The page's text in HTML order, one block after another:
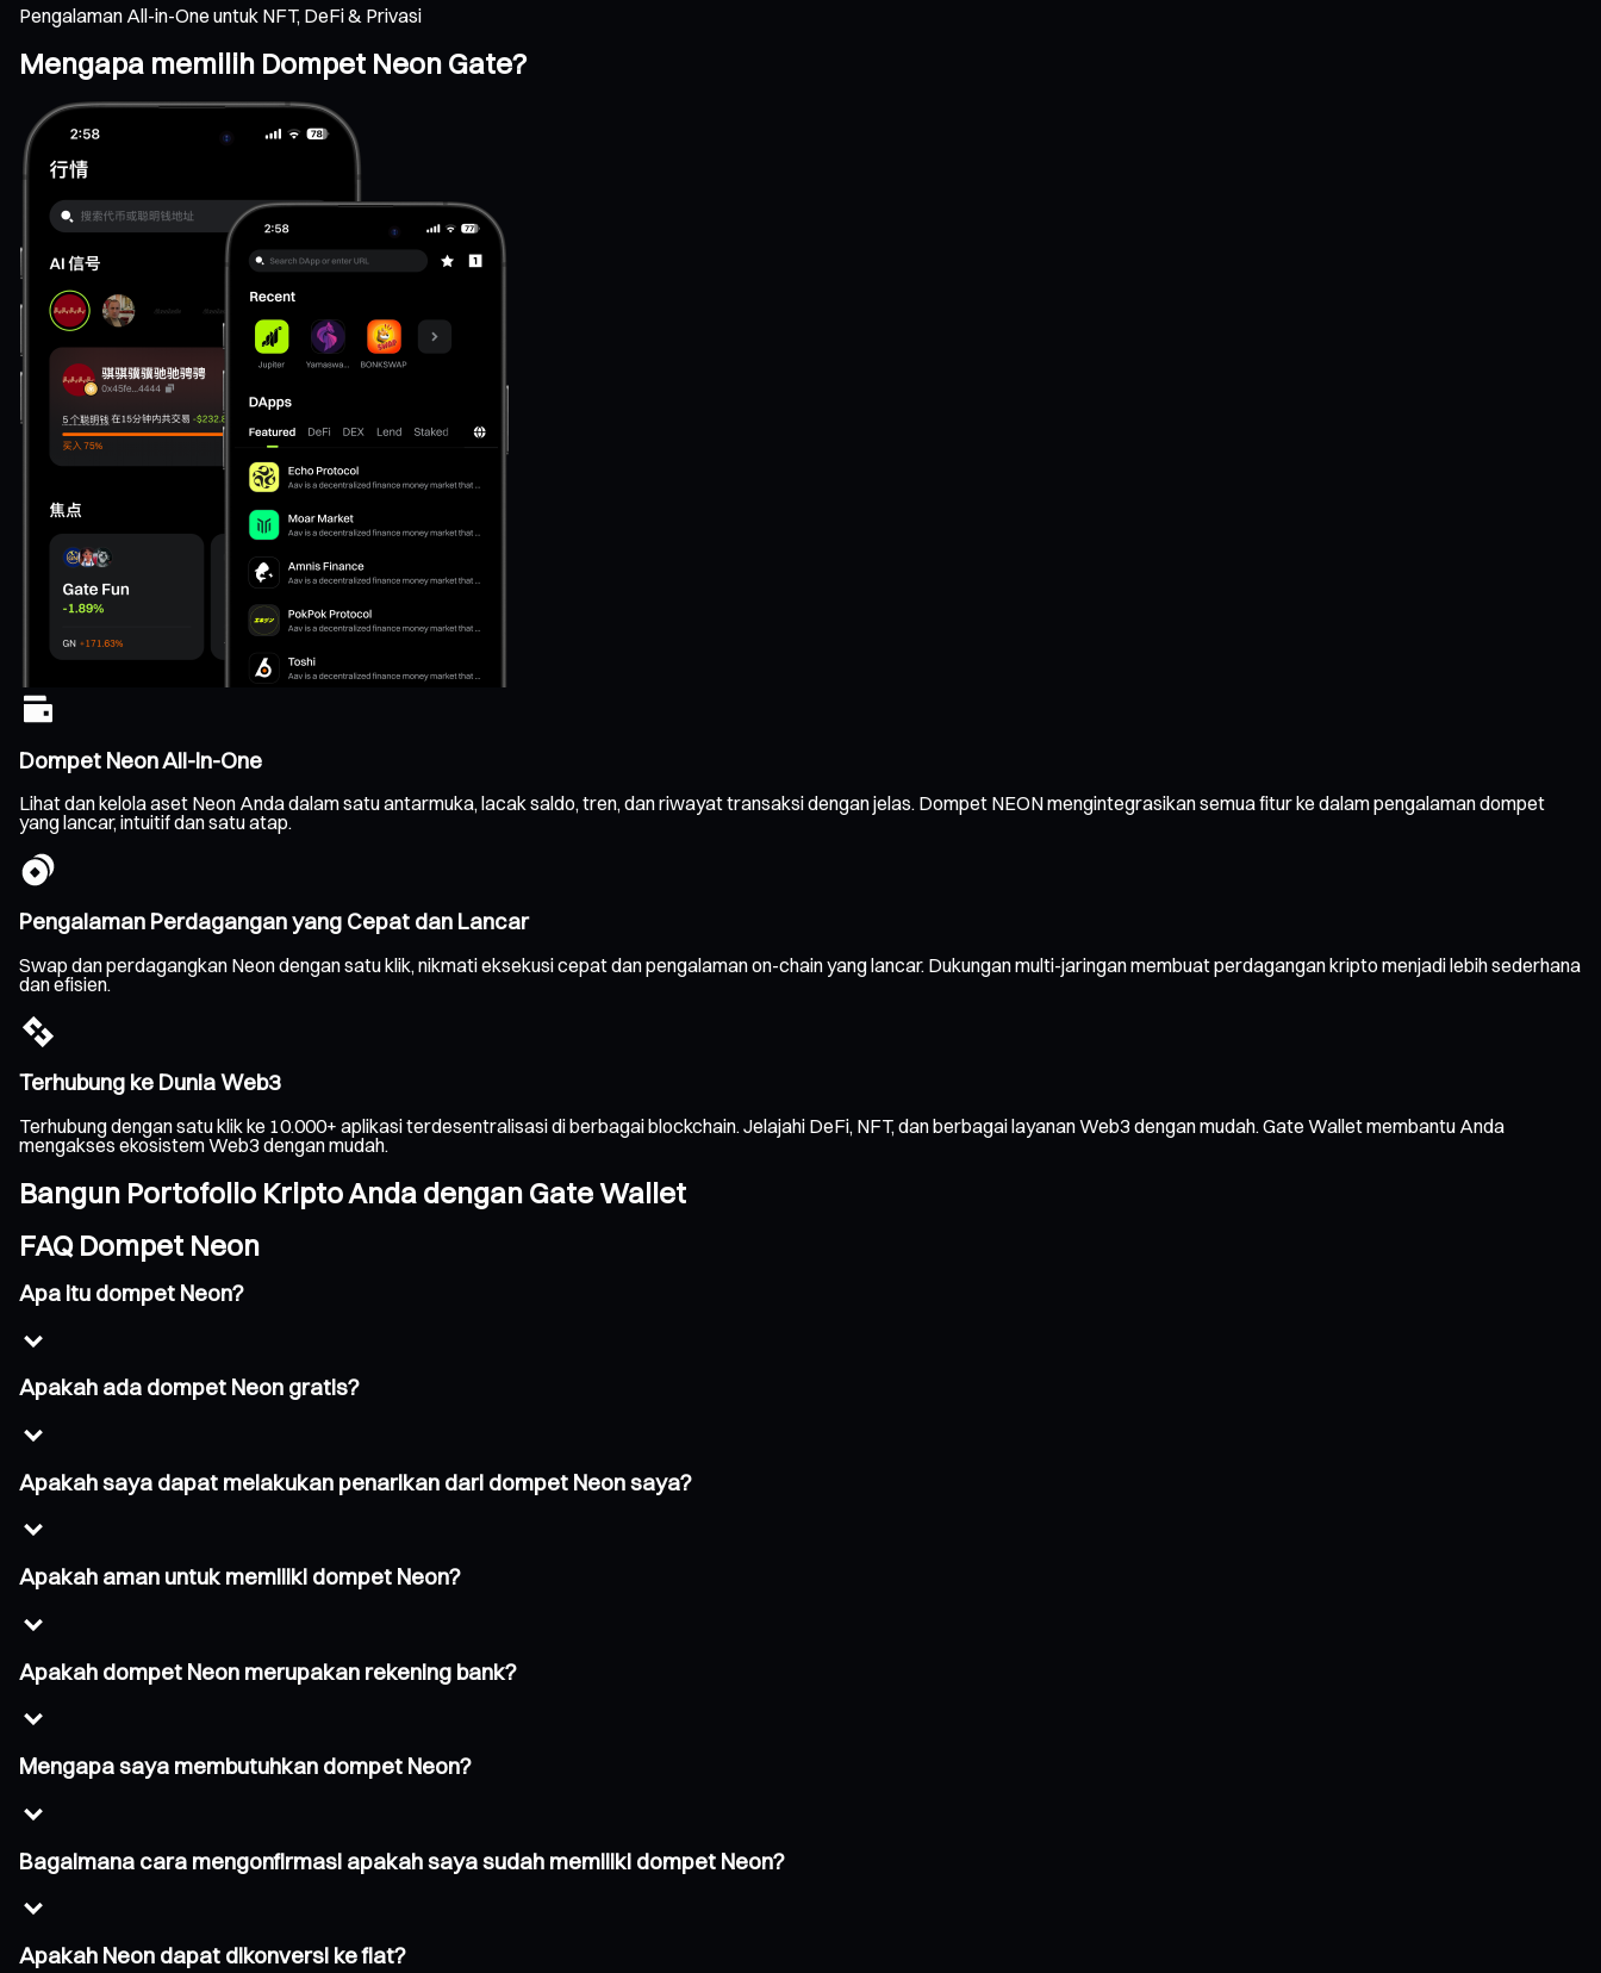
Pengalaman All-in-One untuk NFT, DeFi & Privasi
Mengapa memilih Dompet Neon Gate?
Dompet Neon All-In-One
Lihat dan kelola aset Neon Anda dalam satu antarmuka, lacak saldo, tren, dan riwayat transaksi dengan jelas. Dompet NEON mengintegrasikan semua fitur ke dalam pengalaman dompet
yang lancar, intuitif dan satu atap.
Pengalaman Perdagangan yang Cepat dan Lancar
Swap dan perdagangkan Neon dengan satu klik, nikmati eksekusi cepat dan pengalaman on-chain yang lancar. Dukungan multi-jaringan membuat perdagangan kripto menjadi lebih sederhana
dan efisien.
Terhubung ke Dunia Web3
Terhubung dengan satu klik ke 10.000+ aplikasi terdesentralisasi di berbagai blockchain. Jelajahi DeFi, NFT, dan berbagai layanan Web3 dengan mudah. Gate Wallet membantu Anda
mengakses ekosistem Web3 dengan mudah.
Bangun Portofolio Kripto Anda dengan Gate Wallet
FAQ Dompet Neon
Apa itu dompet Neon?
Apakah ada dompet Neon gratis?
Apakah saya dapat melakukan penarikan dari dompet Neon saya?
Apakah aman untuk memiliki dompet Neon?
Apakah dompet Neon merupakan rekening bank?
Mengapa saya membutuhkan dompet Neon?
Bagaimana cara mengonfirmasi apakah saya sudah memiliki dompet Neon?
Apakah Neon dapat dikonversi ke fiat?